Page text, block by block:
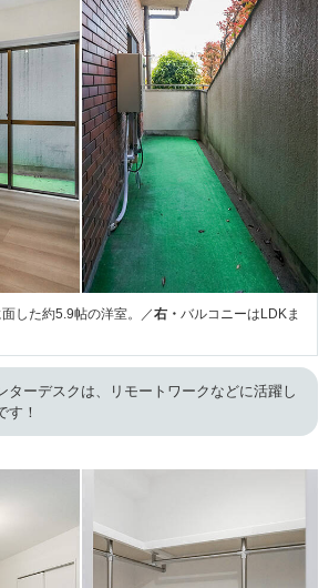
した約5.9帖の洋室。／右・ バルコニーはLDKま
ターデスクは、リモートワークなどに活躍し
す！